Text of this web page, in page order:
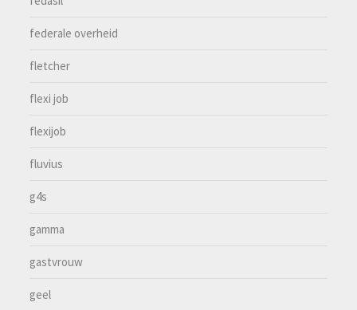
federale overheid
fletcher
flexi job
flexijob
fluvius
g4s
gamma
gastvrouw
geel